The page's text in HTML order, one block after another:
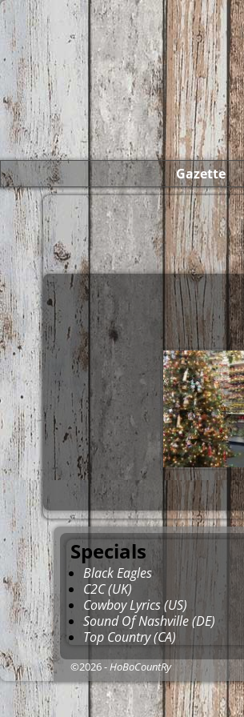
Gazette
Specials
Black Eagles
C2C (UK)
Cowboy Lyrics (US)
Sound Of Nashville (DE)
Top Country (CA)
©2026 -HoBoCountRy